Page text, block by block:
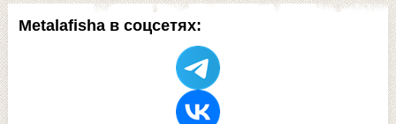
Metalafisha в соцсетях: